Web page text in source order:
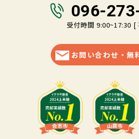
096-
受付時間 9:00~17:30 [
お問い合わせ・無